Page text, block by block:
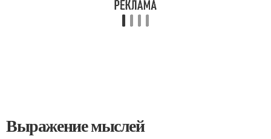
Выражение мыслей